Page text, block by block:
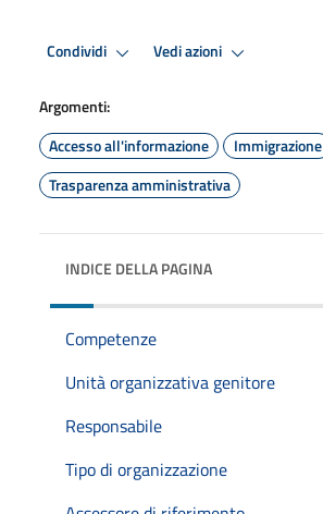
Condividi Vedi azioni
Argomenti:
Accesso all'informazione
Immigrazione
Trasparenza amministrativa
INDICE DELLA PAGINA
Competenze
Unità organizzativa genitore
Responsabile
Tipo di organizzazione